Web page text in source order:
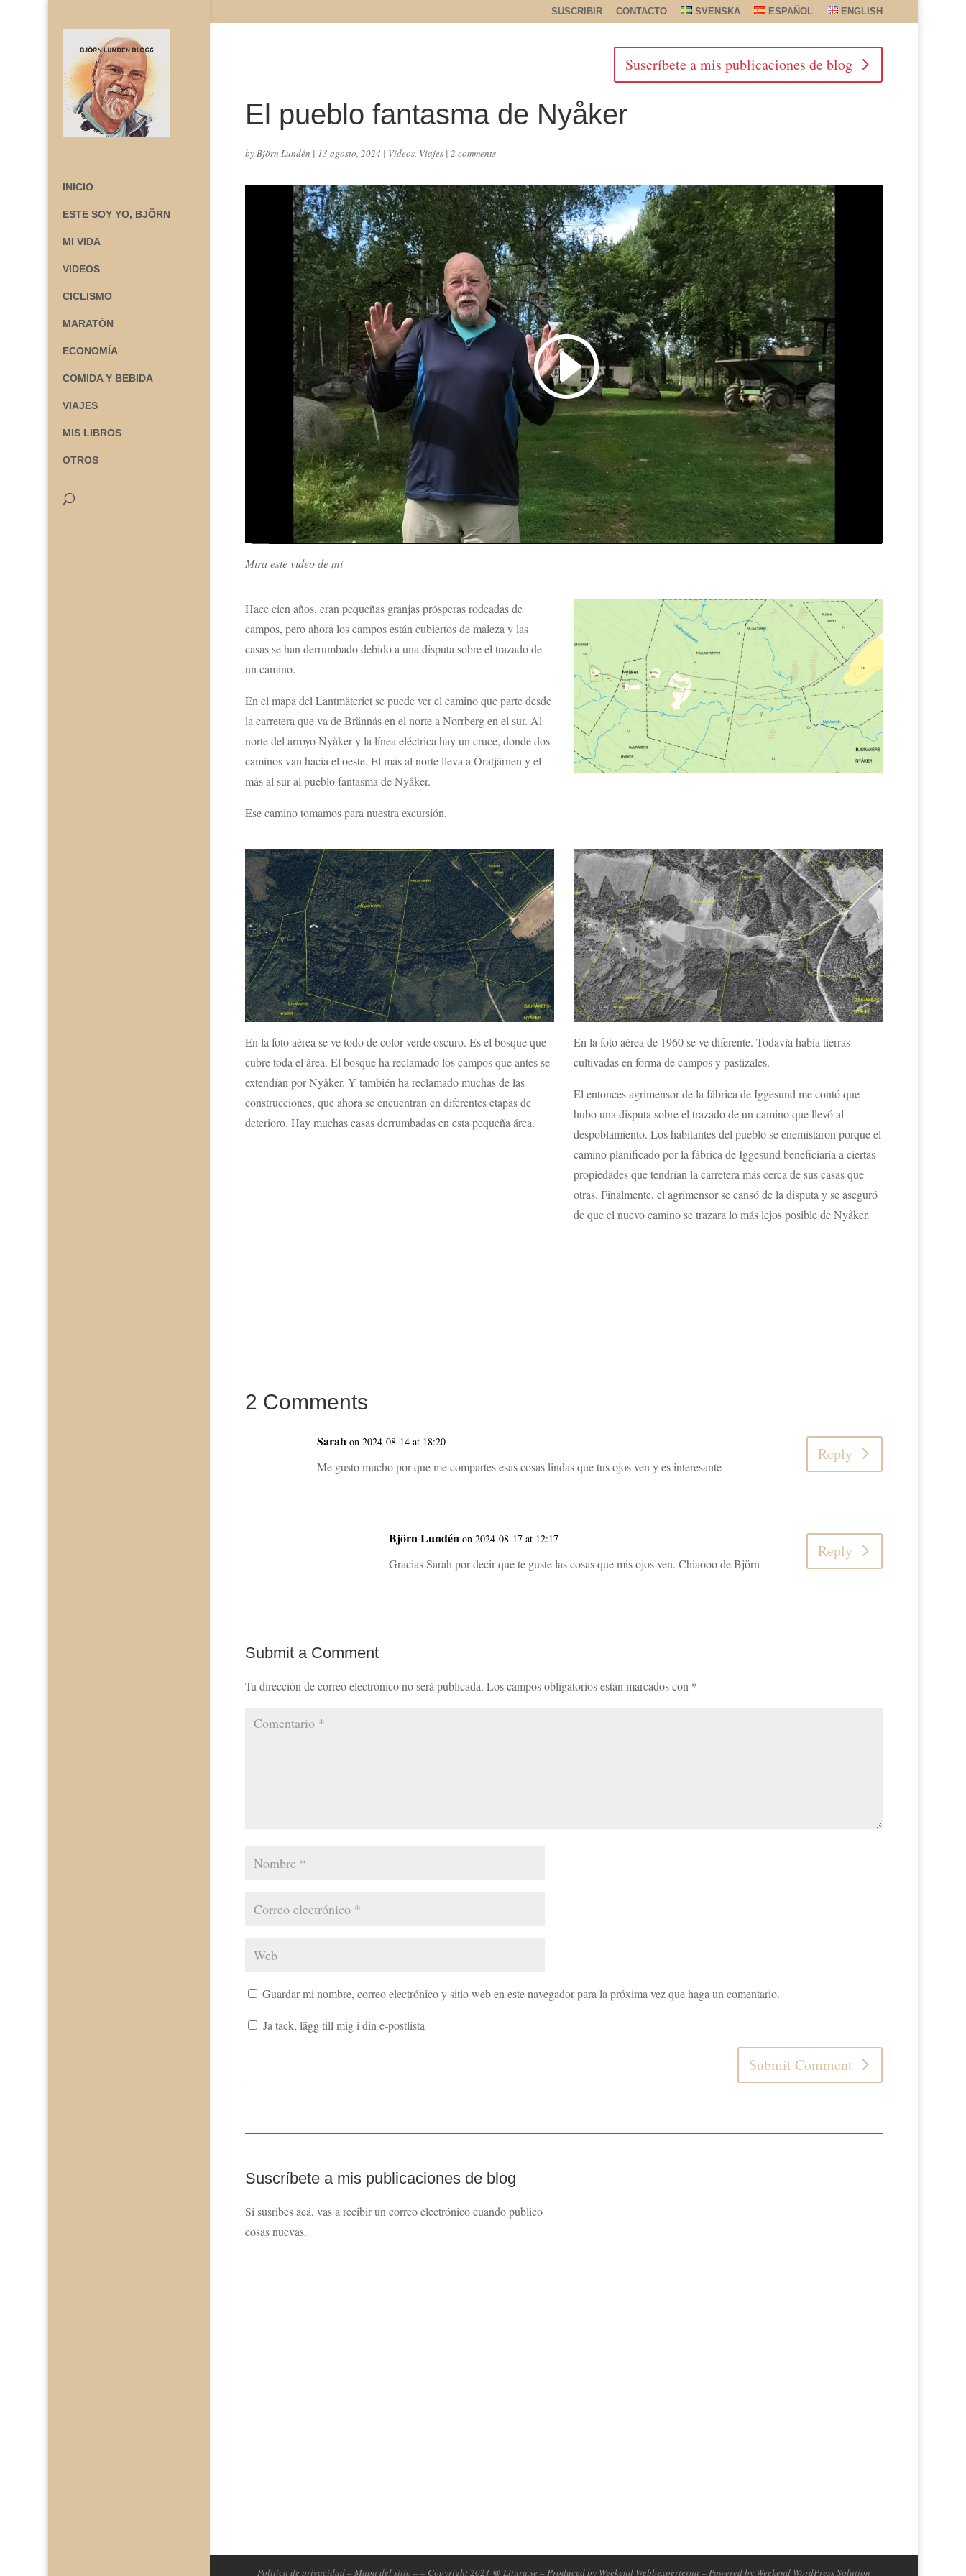
SUSCRIBIR CONTACTO SVENSKA ESPAÑOL ENGLISH
INICIO
ESTE SOY YO, BJÖRN
MI VIDA
VIDEOS
CICLISMO
MARATÓN
ECONOMÍA
COMIDA Y BEBIDA
VIAJES
MIS LIBROS
OTROS
Suscríbete a mis publicaciones de blog
El pueblo fantasma de Nyåker
by Björn Lundén | 13 agosto, 2024 | Videos Viajes | 2 comments
Mira este video de mi
Hace cien años, eran pequeñas granjas prósperas rodeadas de
campos, pero ahora los campos están cubiertos de maleza y las
casas se han derrumbado debido a una disputa sobre el trazado de
un camino.
En el mapa del Lantmäteriet se puede ver el camino que parte desde
la carretera que va de Brännås en el norte a Norrberg en el sur. Al
norte del arroyo Nyåker y la línea eléctrica hay un cruce, donde dos
caminos van hacia el oeste. El más al norte lleva a Öratjärnen y el
más al sur al pueblo fantasma de Nyåker.
Ese camino tomamos para nuestra excursión.
En la foto aérea se ve todo de color verde oscuro. Es el bosque que
cubre toda el área. El bosque ha reclamado los campos que antes se
extendían por Nyåker. Y también ha reclamado muchas de las
construcciones, que ahora se encuentran en diferentes etapas de
deterioro. Hay muchas casas derrumbadas en esta pequeña área.
En la foto aérea de 1960 se ve diferente. Todavía había tierras
cultivadas en forma de campos y pastizales.
El entonces agrimensor de la fábrica de Iggesund me contó que
hubo una disputa sobre el trazado de un camino que llevó al
despoblamiento. Los habitantes del pueblo se enemistaron porque el
camino planificado por la fábrica de Iggesund beneficiaría a ciertas
propiedades que tendrían la carretera más cerca de sus casas que
otras. Finalmente, el agrimensor se cansó de la disputa y se aseguró
de que el nuevo camino se trazara lo más lejos posible de Nyåker.
2 Comments
Sarah on 2024-08-14 at 18:20
Me gusto mucho por que me compartes esas cosas lindas que tus ojos ven y es interesante
Reply
Björn Lundén on 2024-08-17 at 12:17
Gracias Sarah por decir que te guste las cosas que mis ojos ven. Chiaooo de Björn
Reply
Submit a Comment
Tu dirección de correo electrónico no será publicada. Los campos obligatorios están marcados con *
Guardar mi nombre, correo electrónico y sitio web en este navegador para la próxima vez que haga un comentario.
Ja tack, lägg till mig i din e-postlista
Submit Comment
Suscríbete a mis publicaciones de blog
Si susribes acá, vas a recibir un correo electrónico cuando publico
cosas nuevas.
Política de privacidad–Mapa del sitio –– Copyright 2021 @ Litura.se – Produced by Weekend Webbexperterna – Powered by Weekend WordPress Solution